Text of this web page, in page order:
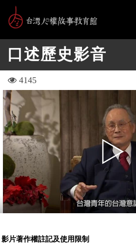
要
區
塊
口述歷史影音
visit
4145
影片著作權註記及使用限制